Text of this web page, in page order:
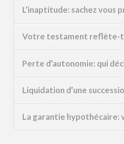
L’inaptitude: sachez vous
Votre testament reflète-
Perte d’autonomie: qui
Liquidation d’une
La garantie hypothécaire: